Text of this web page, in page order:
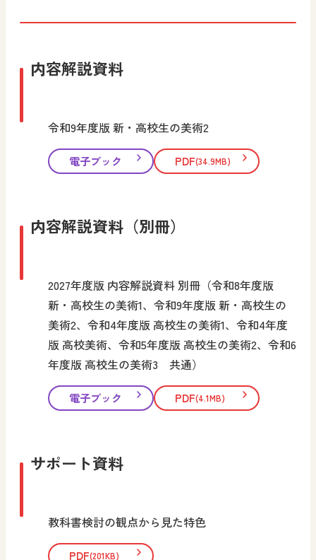
内容解説資料
令和9年度版 新・高校生の美術2
電子ブック PDF(34.9MB)
内容解説資料（別冊）
2027年度版 内容解説資料 別冊（令和8年度版
新・高校生の美術1、令和9年度版 新・高校生の
美術2、令和4年度版 高校生の美術1、令和4年度
版 高校美術、令和5年度版 高校生の美術2、令和6
年度版 高校生の美術3 共通）
電子ブック PDF(4.1MB)
サポート資料
教科書検討の観点から見た特色
PDF(201KB)